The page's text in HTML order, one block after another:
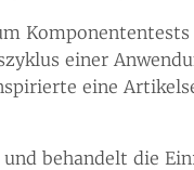
einer
eine
und behandelt die